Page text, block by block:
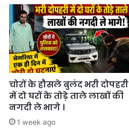
चोरों के हौसले बुलंद भरी दोपहरी
में दो घरों के तोड़े ताले लाखों की
नगदी ले भागे ।
1 week ago